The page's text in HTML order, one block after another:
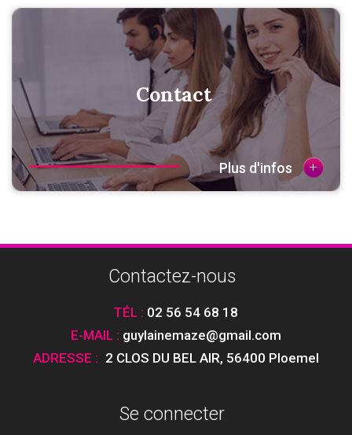
Contact
Plus d'infos +
Contactez-nous
TÉL : 02 56 54 68 18
E-MAIL : guylainemaze@gmail.com
ADRESSE : 2 CLOS DU BEL AIR, 56400 Ploemel
Se connecter